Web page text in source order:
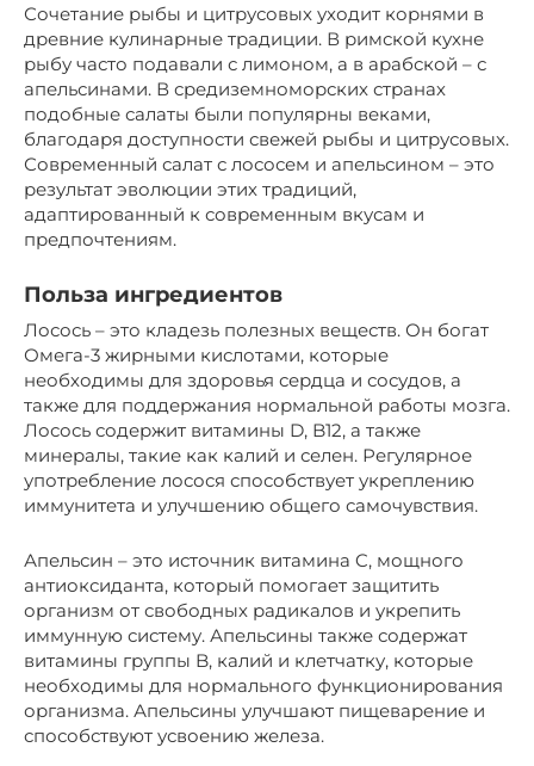
Сочетание рыбы и цитрусовых уходит корнями в
древние кулинарные традиции. В римской кухне
рыбу часто подавали с лимоном, а в арабской – с
апельсинами. В средиземноморских странах
подобные салаты были популярны веками,
благодаря доступности свежей рыбы и цитрусовых.
Современный салат с лососем и апельсином – это
результат эволюции этих традиций,
адаптированный к современным вкусам и
предпочтениям.
Польза ингредиентов
Лосось – это кладезь полезных веществ. Он богат
Омега-3 жирными кислотами, которые
необходимы для здоровья сердца и сосудов, а
также для поддержания нормальной работы мозга.
Лосось содержит витамины D, B12, а также
минералы, такие как калий и селен. Регулярное
употребление лосося способствует укреплению
иммунитета и улучшению общего самочувствия.
Апельсин – это источник витамина C, мощного
антиоксиданта, который помогает защитить
организм от свободных радикалов и укрепить
иммунную систему. Апельсины также содержат
витамины группы B, калий и клетчатку, которые
необходимы для нормального функционирования
организма. Апельсины улучшают пищеварение и
способствуют усвоению железа.